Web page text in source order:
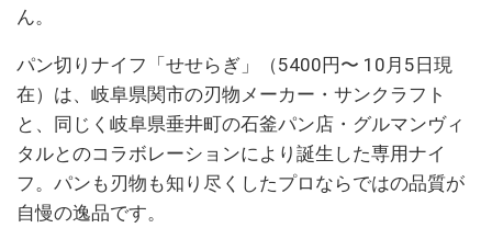
ん。
パン切りナイフ「せせらぎ」（5400円〜 10月5日現
在）は、岐阜県関市の刃物メーカー・サンクラフト
と、同じく岐阜県垂井町の石釜パン店・グルマンヴィ
タルとのコラボレーションにより誕生した専用ナイ
フ。パンも刃物も知り尽くしたプロならではの品質が
自慢の逸品です。